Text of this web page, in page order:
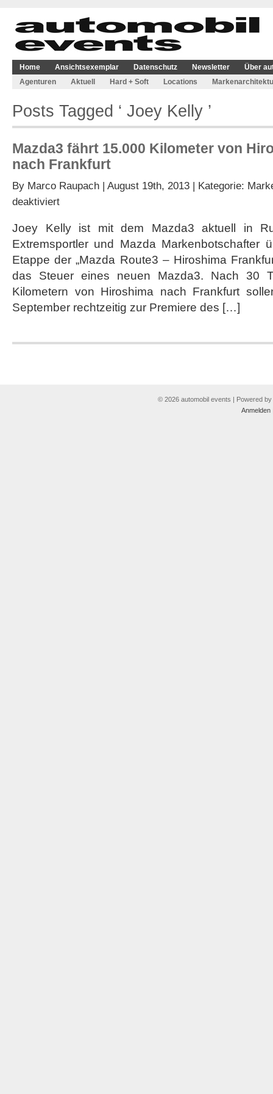
Home Ansichtsexemplar Datenschutz Newsletter
Über
Agenturen
Aktuell Hard + Soft Locations
Posts Tagged ‘ Joey Kelly ’
Mazda3 fährt 15.000 Kilometer von
nach Frankfurt
By Marco Raupach | August 19th, 2013 | Kategorie:
deaktiviertfür
15.000
Kilometer
Hiroshima
zur
nach
Frankfurt
Joey Kelly ist mit dem Mazda3 aktuell in
Extremsportler und Mazda Markenbotschafter
Etappe der „Mazda Route3 – Hiroshima
das Steuer eines neuen Mazda3. Nach 30
Kilometern von Hiroshima nach Frankfurt
September rechtzeitig zur Premiere des […]
© 2026 automobil events | Powered by
Anmelden|